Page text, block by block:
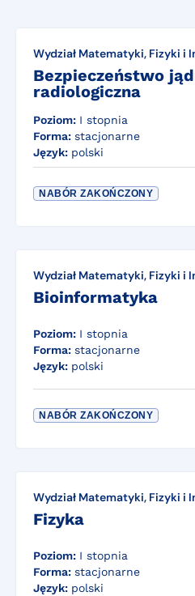
Wydział Matematyki, Fizyki i
Bezpieczeństwo
radiologiczna
Poziom: I stopnia
Forma: stacjonarne
Język: polski
NABÓR ZAKOŃCZONY
Wydział Matematyki, Fizyki i
Bioinformatyka
Poziom: I stopnia
Forma: stacjonarne
Język: polski
NABÓR ZAKOŃCZONY
Wydział Matematyki, Fizyki i
Fizyka
Poziom: I stopnia
Forma: stacjonarne
Język: polski